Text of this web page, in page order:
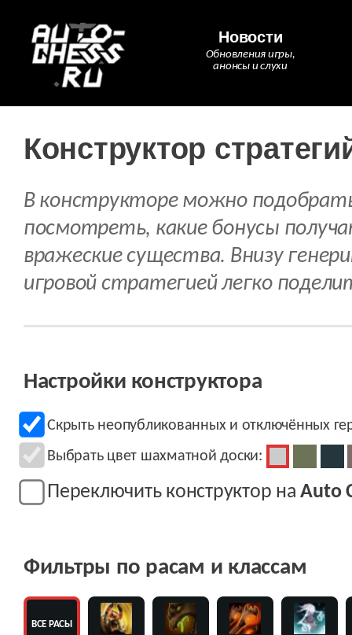
Новости
Обновления игры,
анонсы и слухи
Конструктор
В конструкторе можно
посмотреть, какие бонусы
вражеские существа. Внизу
игровой стратегией легко
Настройки конструктора
Скрыть неопубликованных и отключённых
Выбрать цвет шахматной доски:
Переключить конструктор наAuto
Фильтры по расам и классам
ВСЕ РАСЫ